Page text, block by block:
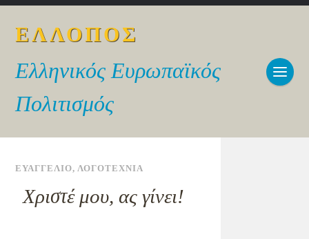
ΕΛΛΟΠΟΣ
Ελληνικός Ευρωπαϊκός
Πολιτισμός
ΕΥΑΓΓΕΛΙΟ,ΛΟΓΟΤΕΧΝΙΑ
Χριστέ μου, ας γίνει!